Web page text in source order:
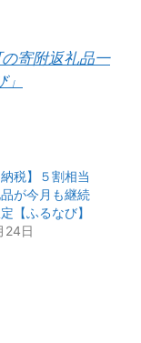
寄附返礼品一
納税】５割相当
が今月も継続
【ふるなび】
24日